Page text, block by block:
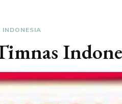
INDONESIA